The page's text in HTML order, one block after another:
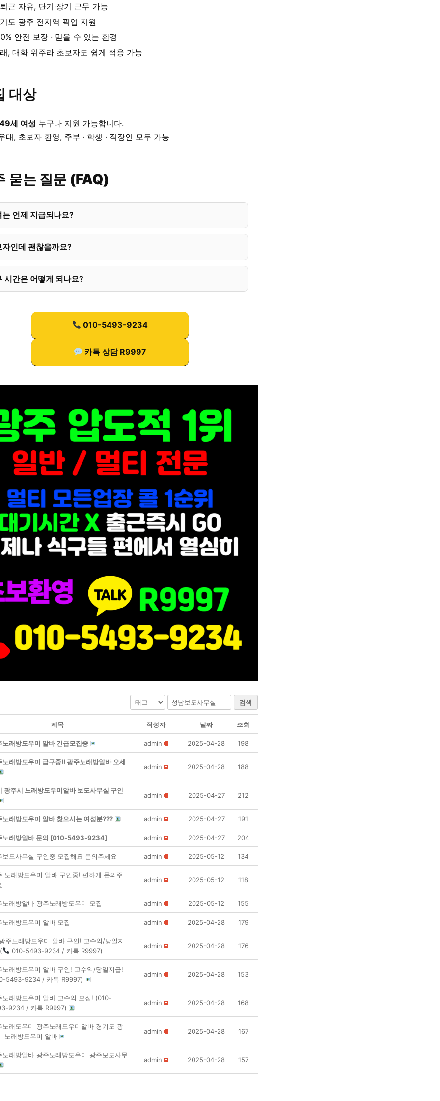
근 자유, 단기·장기 근무 가능
도 광주 전지역 픽업 지원
안전 보장 · 믿을 수 있는 환경
, 대화 위주라 초보자도 쉽게 적응 가능
대상
세 여성 누구나 지원 가능합니다.
대, 초보자 환영, 주부 · 학생 · 직장인 모두 가능
묻는 질문 (FAQ)
는 언제 지급되나요?
자인데 괜찮을까요?
시간은 어떻게 되나요?
010-5493-9234
카톡 상담 R9997
검색
제목 작성자 날짜 조회
노래방도우미 알바 긴급모집중 admin 2025-04-28 198
노래방도우미 급구중!! 광주노래방알바 오세
admin 2025-04-28 188
광주시 노래방도우미알바 보도사무실 구인
admin 2025-04-27 212
노래방도우미 알바 찾으시는 여성분??? admin 2025-04-27 191
노래방알바 문의 [010-5493-9234] admin 2025-04-27 204
보도사무실 구인중 모집해요 문의주세요 admin 2025-05-12 134
노래방도우미 알바 구인중! 편하게 문의주
admin 2025-05-12 118
노래방알바 광주노래방도우미 모집 admin 2025-05-12 155
노래방도우미 알바 모집 admin 2025-04-28 179
주노래방도우미 알바 구인! 고수익/당일지
010-5493-9234 / 카톡 R9997)
admin 2025-04-28 176
노래방도우미 알바 구인! 고수익/당일지급!
5493-9234 / 카톡 R9997)
admin 2025-04-28 153
노래방도우미 알바 고수익 모집! (010-
9234 / 카톡 R9997)
admin 2025-04-28 168
노래도우미 광주노래도우미알바 경기도 광
노래방도우미 알바
admin 2025-04-28 167
노래방알바 광주노래방도우미 광주보도사무
admin 2025-04-28 157